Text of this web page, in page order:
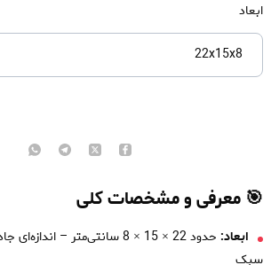
ابعاد
22x15x8
🎯 معرفی و مشخصات کلی
ابعاد:
حدود 22 × 15 × 8 سانتی‌متر –
سبک